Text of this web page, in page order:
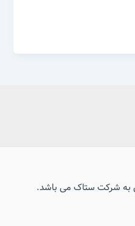
به شرکت ستاک می باشد.